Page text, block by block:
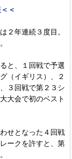
＜
２年連続３度目。
と、１回戦で予選
（イギリス）、２
、３回戦で第２３シ
大会で初のベスト
せとなった４回戦
ークを許すと、第